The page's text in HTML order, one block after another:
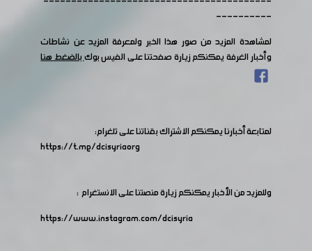
----------
لمشاهدة المزيد من صور هذا الخبر ولمعرفة المزيد عن نشاطات
وأخبار الغرفة يمكنكم زيارة صفحتنا على الفيس بوكبالضغط هنا
لمتابعة أخبارنا يمكنكم الاشتراك بقناتنا على تلغرام:
https://t.me/dcisyriaorg
وللمزيد من الأخبار يمكنكم زيارة منصتنا على الانستغرام :
https://www.instagram.com/dcisyria​